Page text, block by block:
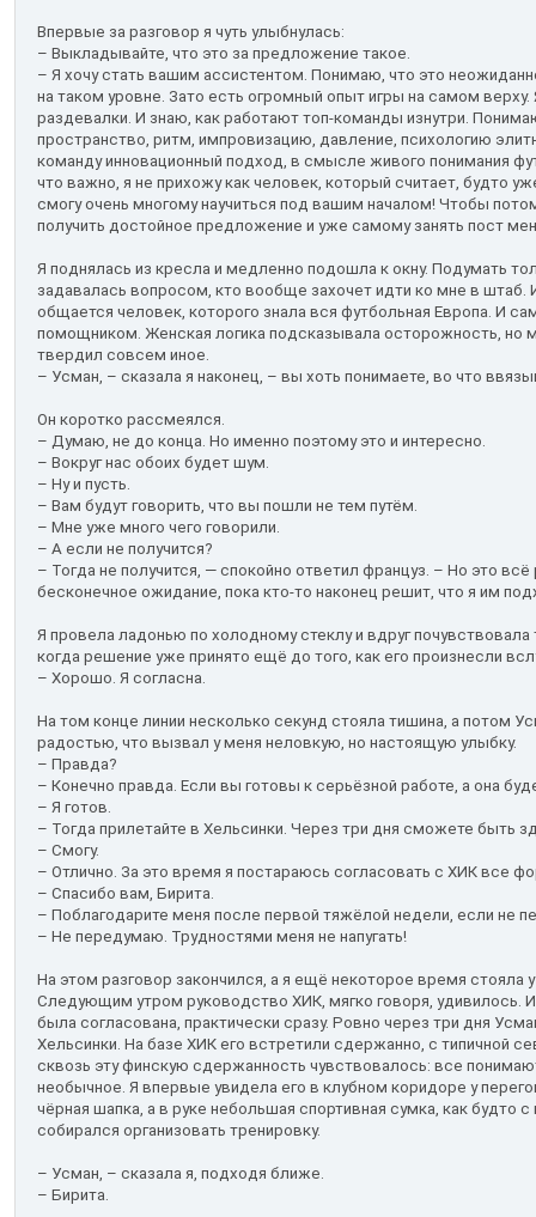
Впервые за разговор я чуть улыбнулась:
– Выкладывайте, что это за предложение такое.
– Я хочу стать вашим ассистентом. Понимаю, что это
на таком уровне. Зато есть огромный опыт игры на самом
раздевалки. И знаю, как работают топ-команды изнутри.
пространство, ритм, импровизацию, давление, психологию
команду инновационный подход, в смысле живого понимания
что важно, я не прихожу как человек, который считает, будто
смогу очень многому научиться под вашим началом! Чтобы
получить достойное предложение и уже самому занять пост
Я поднялась из кресла и медленно подошла к окну. Подумать
задавалась вопросом, кто вообще захочет идти ко мне в штаб.
общается человек, которого знала вся футбольная Европа. И
помощником. Женская логика подсказывала осторожность, но
твердил совсем иное.
– Усман, – сказала я наконец, – вы хоть понимаете, во что
Он коротко рассмеялся.
– Думаю, не до конца. Но именно поэтому это и интересно.
– Вокруг нас обоих будет шум.
– Ну и пусть.
– Вам будут говорить, что вы пошли не тем путём.
– Мне уже много чего говорили.
– А если не получится?
– Тогда не получится, — спокойно ответил француз. – Но это
бесконечное ожидание, пока кто-то наконец решит, что я им
Я провела ладонью по холодному стеклу и вдруг
когда решение уже принято ещё до того, как его произнесли
– Хорошо. Я согласна.
На том конце линии несколько секунд стояла тишина, а потом
радостью, что вызвал у меня неловкую, но настоящую улыбку.
– Правда?
– Конечно правда. Если вы готовы к серьёзной работе, а она
– Я готов.
– Тогда прилетайте в Хельсинки. Через три дня сможете быть
– Смогу.
– Отлично. За это время я постараюсь согласовать с ХИК все
– Спасибо вам, Бирита.
– Поблагодарите меня после первой тяжёлой недели, если не
– Не передумаю. Трудностями меня не напугать!
На этом разговор закончился, а я ещё некоторое время стояла у
Следующим утром руководство ХИК, мягко говоря, удивилось.
была согласована, практически сразу. Ровно через три дня
Хельсинки. На базе ХИК его встретили сдержанно, с типичной
сквозь эту финскую сдержанность чувствовалось: все
необычное. Я впервые увидела его в клубном коридоре у
чёрная шапка, а в руке небольшая спортивная сумка, как будто
собирался организовать тренировку.
– Усман, – сказала я, подходя ближе.
– Бирита.